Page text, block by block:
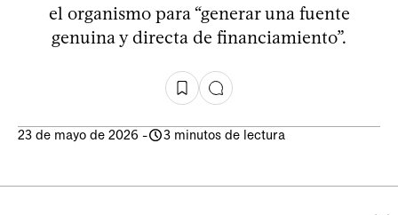
el organismo para “generar una fuente
genuina y directa de financiamiento”.
23 de mayo de 2026 - 3 minutos de lectura